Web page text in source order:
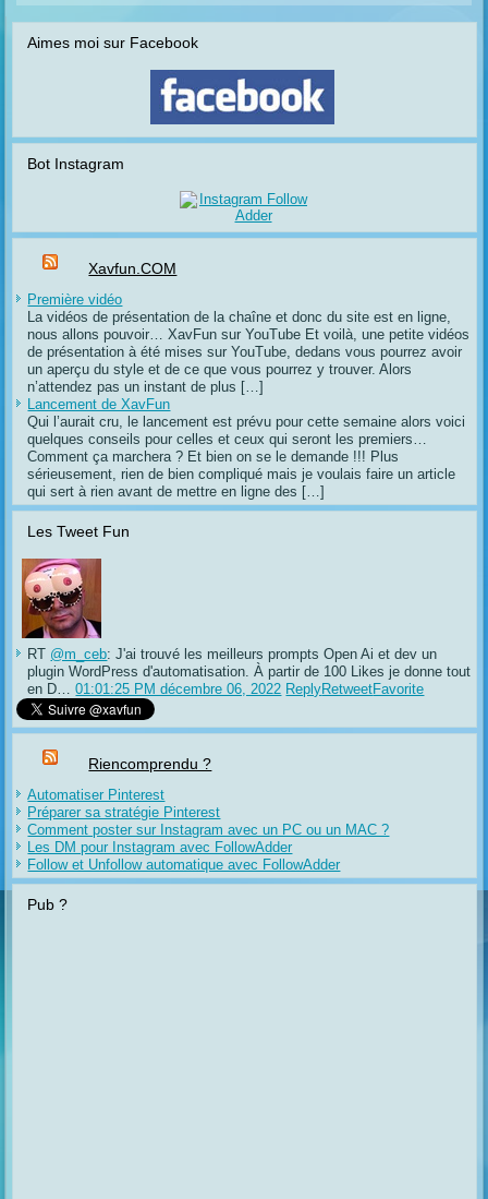
Aimes moi sur Facebook
Bot Instagram
Xavfun.COM
Première vidéo
La vidéos de présentation de la chaîne et donc du site est en ligne,
nous allons pouvoir… XavFun sur YouTube Et voilà, une petite vidéos
de présentation à été mises sur YouTube, dedans vous pourrez avoir
un aperçu du style et de ce que vous pourrez y trouver. Alors
n’attendez pas un instant de plus […]
Lancement de XavFun
Qui l’aurait cru, le lancement est prévu pour cette semaine alors voici
quelques conseils pour celles et ceux qui seront les premiers…
Comment ça marchera ? Et bien on se le demande !!! Plus
sérieusement, rien de bien compliqué mais je voulais faire un article
qui sert à rien avant de mettre en ligne des […]
Les Tweet Fun
RT @m_ceb: J'ai trouvé les meilleurs prompts Open Ai et dev un
plugin WordPress d'automatisation. À partir de 100 Likes je donne tout
en D… 01:01:25 PM décembre 06, 2022 ReplyRetweetFavorite
Riencomprendu ?
Automatiser Pinterest
Préparer sa stratégie Pinterest
Comment poster sur Instagram avec un PC ou un MAC ?
Les DM pour Instagram avec FollowAdder
Follow et Unfollow automatique avec FollowAdder
Pub ?